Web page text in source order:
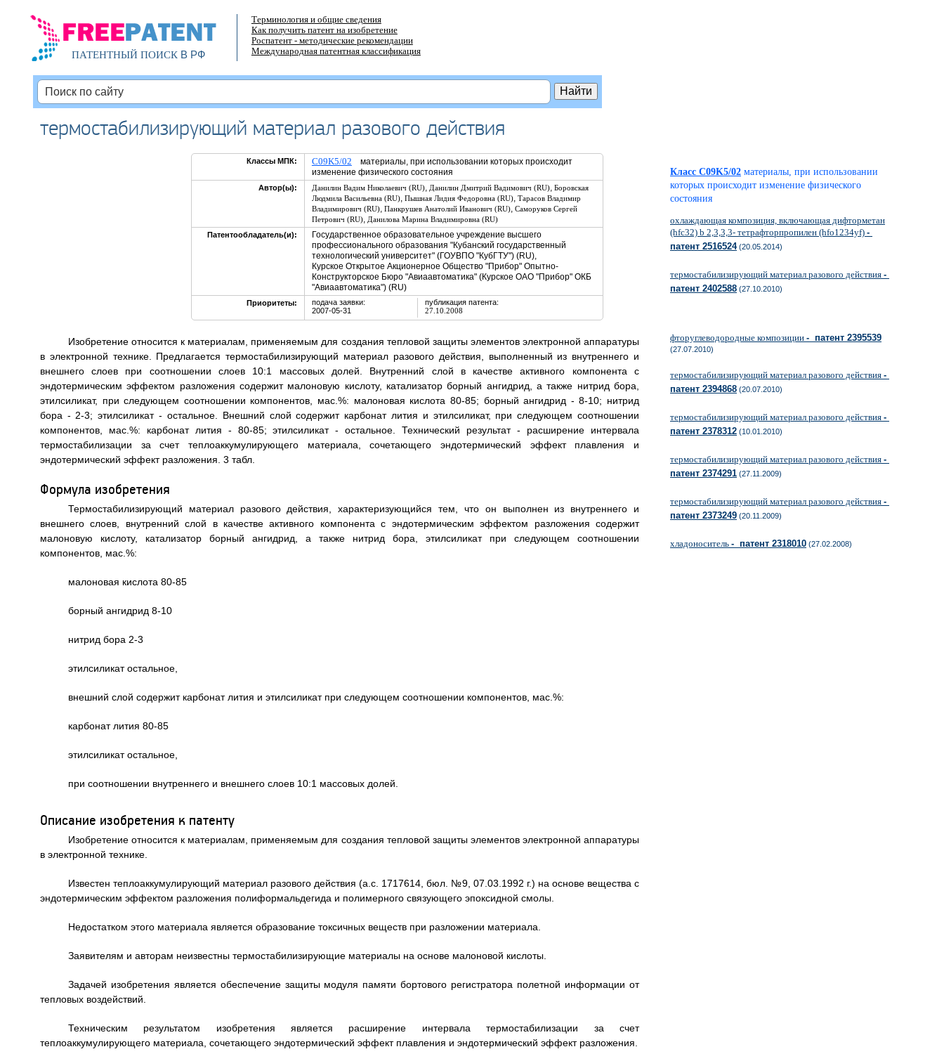
ПАТЕНТНЫЙ ПОИСКВ РФ
Терминология и общие сведения
Как получить патент на изобретение
Роспатент - методические рекомендации
Международная патентная классификация
термостабилизирующий материал разового действия
Классы МПК: C09K5/02 материалы, при использовании которых происходит
изменение физического состояния
Автор(ы): Данилин Вадим Николаевич (RU), Данилин Дмитрий Вадимович (RU), Боровская
Людмила Васильевна (RU), Пышная Лидия Федоровна (RU), Тарасов Владимир
Владимирович (RU), Панкрушев Анатолий Иванович (RU), Саморуков Сергей
Петрович (RU), Данилова Марина Владимировна (RU)
Патентообладатель(и):
Государственное образовательное учреждение высшего
профессионального образования "Кубанский государственный
технологический университет" (ГОУВПО "КубГТУ") (RU),
Курское Открытое Акционерное Общество "Прибор" Опытно-
Конструкторское Бюро "Авиаавтоматика" (Курское ОАО "Прибор" ОКБ
"Авиаавтоматика") (RU)
Приоритеты:
подача заявки:
2007-05-31
публикация патента:
27.10.2008
Изобретение относится к материалам, применяемым для создания тепловой защиты элементов электронной аппаратуры
в электронной технике. Предлагается термостабилизирующий материал разового действия, выполненный из внутреннего и
внешнего слоев при соотношении слоев 10:1 массовых долей. Внутренний слой в качестве активного компонента с
эндотермическим эффектом разложения содержит малоновую кислоту, катализатор борный ангидрид, а также нитрид бора,
этилсиликат, при следующем соотношении компонентов, мас.%: малоновая кислота 80-85; борный ангидрид - 8-10; нитрид
бора - 2-3; этилсиликат - остальное. Внешний слой содержит карбонат лития и этилсиликат, при следующем соотношении
компонентов, мас.%: карбонат лития - 80-85; этилсиликат - остальное. Технический результат - расширение интервала
термостабилизации за счет теплоаккумулирующего материала, сочетающего эндотермический эффект плавления и
эндотермический эффект разложения. 3 табл.
Формула изобретения
Термостабилизирующий материал разового действия, характеризующийся тем, что он выполнен из внутреннего и
внешнего слоев, внутренний слой в качестве активного компонента с эндотермическим эффектом разложения содержит
малоновую кислоту, катализатор борный ангидрид, а также нитрид бора, этилсиликат при следующем соотношении
компонентов, мас.%:
малоновая кислота 80-85
борный ангидрид 8-10
нитрид бора 2-3
этилсиликат остальное,
внешний слой содержит карбонат лития и этилсиликат при следующем соотношении компонентов, мас.%:
карбонат лития 80-85
этилсиликат остальное,
при соотношении внутреннего и внешнего слоев 10:1 массовых долей.
Описание изобретения к патенту
Изобретение относится к материалам, применяемым для создания тепловой защиты элементов электронной аппаратуры
в электронной технике.
Известен теплоаккумулирующий материал разового действия (а.с. 1717614, бюл. №9, 07.03.1992 г.) на основе вещества с
эндотермическим эффектом разложения полиформальдегида и полимерного связующего эпоксидной смолы.
Недостатком этого материала является образование токсичных веществ при разложении материала.
Заявителям и авторам неизвестны термостабилизирующие материалы на основе малоновой кислоты.
Задачей изобретения является обеспечение защиты модуля памяти бортового регистратора полетной информации от
тепловых воздействий.
Техническим результатом изобретения является расширение интервала термостабилизации за счет
теплоаккумулирующего материала, сочетающего эндотермический эффект плавления и эндотермический эффект разложения.
Класс C09K5/02 материалы, при использовании
которых происходит изменение физического
состояния
охлаждающая композиция, включающая дифторметан
(hfc32) b 2,3,3,3- тетрафторпропилен (hfo1234yf) -
патент 2516524(20.05.2014)
термостабилизирующий материал разового действия -
патент 2402588 (27.10.2010)
фторуглеводородные композиции - патент 2395539
(27.07.2010)
термостабилизирующий материал разового действия -
патент 2394868 (20.07.2010)
термостабилизирующий материал разового действия -
патент 2378312 (10.01.2010)
термостабилизирующий материал разового действия -
патент 2374291 (27.11.2009)
термостабилизирующий материал разового действия -
патент 2373249 (20.11.2009)
хладоноситель - патент 2318010 (27.02.2008)